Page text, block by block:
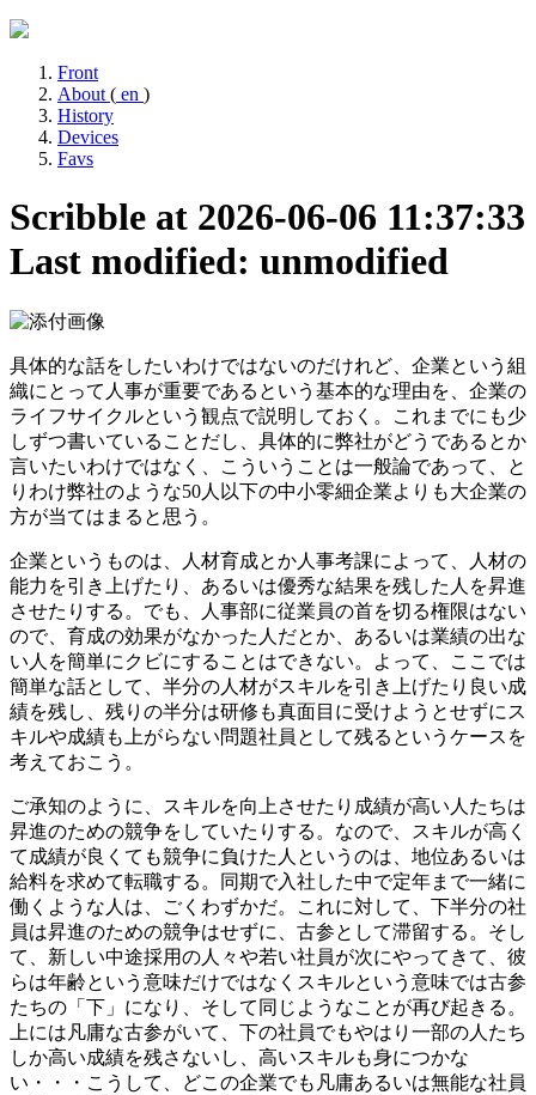
Front
About ( en )
History
Devices
Favs
Scribble at 2026-06-06 11:37:33
Last modified: unmodified
具体的な話をしたいわけではないのだけれど、企業という組
織にとって人事が重要であるという基本的な理由を、企業の
ライフサイクルという観点で説明しておく。これまでにも少
しずつ書いていることだし、具体的に弊社がどうであるとか
言いたいわけではなく、こういうことは一般論であって、と
りわけ弊社のような50人以下の中小零細企業よりも大企業の
方が当てはまると思う。
企業というものは、人材育成とか人事考課によって、人材の
能力を引き上げたり、あるいは優秀な結果を残した人を昇進
させたりする。でも、人事部に従業員の首を切る権限はない
ので、育成の効果がなかった人だとか、あるいは業績の出な
い人を簡単にクビにすることはできない。よって、ここでは
簡単な話として、半分の人材がスキルを引き上げたり良い成
績を残し、残りの半分は研修も真面目に受けようとせずにス
キルや成績も上がらない問題社員として残るというケースを
考えておこう。
ご承知のように、スキルを向上させたり成績が高い人たちは
昇進のための競争をしていたりする。なので、スキルが高く
て成績が良くても競争に負けた人というのは、地位あるいは
給料を求めて転職する。同期で入社した中で定年まで一緒に
働くような人は、ごくわずかだ。これに対して、下半分の社
員は昇進のための競争はせずに、古参として滞留する。そし
て、新しい中途採用の人々や若い社員が次にやってきて、彼
らは年齢という意味だけではなくスキルという意味では古参
たちの「下」になり、そして同じようなことが再び起きる。
上には凡庸な古参がいて、下の社員でもやはり一部の人たち
しか高い成績を残さないし、高いスキルも身につかな
い・・・こうして、どこの企業でも凡庸あるいは無能な社員